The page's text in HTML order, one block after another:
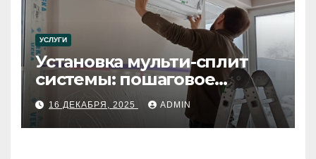
УСЛУГИ
Установка мульти-сплит
системы: пошаговое
руководство
16 ДЕКАБРЯ, 2025 ADMIN